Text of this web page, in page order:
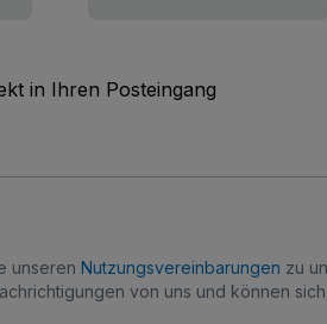
in Ihren Posteingang
unseren Nutzungsvereinbarungen zu
von uns und können